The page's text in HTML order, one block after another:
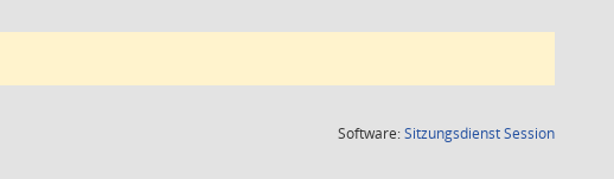
Software:SitzungsdienstSession(Wird in